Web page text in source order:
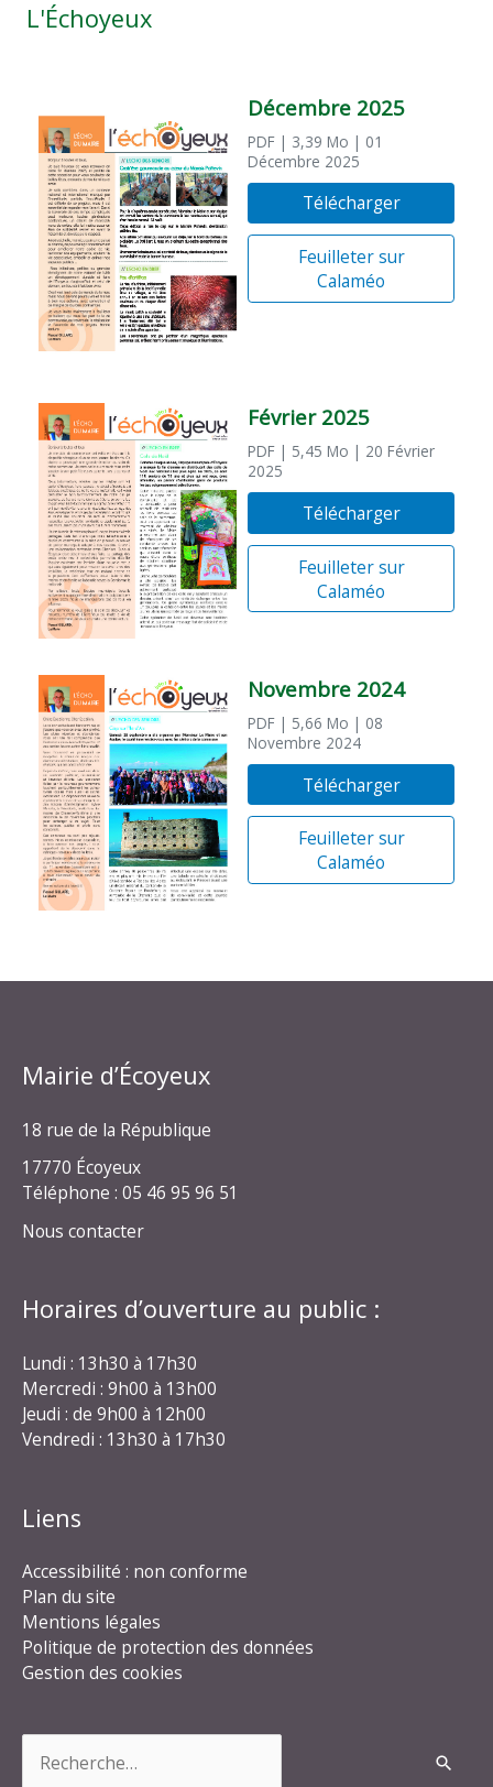
L'Échoyeux
Décembre 2025
PDF | 3,39 Mo | 01
Décembre 2025
Télécharger
Feuilleter sur
Calaméo
Février 2025
PDF | 5,45 Mo | 20 Février
2025
Télécharger
Feuilleter sur
Calaméo
Novembre 2024
PDF | 5,66 Mo | 08
Novembre 2024
Télécharger
Feuilleter sur
Calaméo
Mairie d’Écoyeux
18 rue de la République
17770 Écoyeux
Téléphone : 05 46 95 96 51
Nous contacter
Horaires d’ouverture au public :
Lundi : 13h30 à 17h30
Mercredi : 9h00 à 13h00
Jeudi : de 9h00 à 12h00
Vendredi : 13h30 à 17h30
Liens
Accessibilité : non conforme
Plan du site
Mentions légales
Politique de protection des données
Gestion des cookies